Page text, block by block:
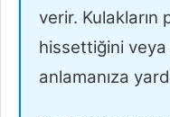
verir. Kulakların
hissettiğini
anlamanıza